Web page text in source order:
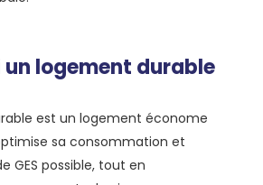
un logement durable
est un logement économe
sa consommation et
GES possible, tout en